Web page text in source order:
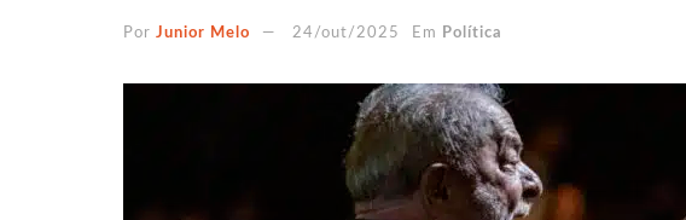
Por Junior Melo 24/out/2025 Em Política